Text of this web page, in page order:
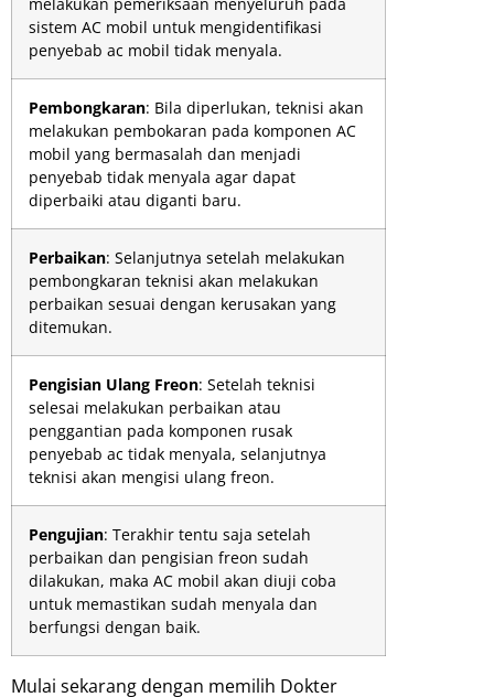
sistem AC mobil untuk mengidentifikasi
penyebab ac mobil tidak menyala.
Pembongkaran: Bila diperlukan, teknisi akan
melakukan pembokaran pada komponen AC
mobil yang bermasalah dan menjadi
penyebab tidak menyala agar dapat
diperbaiki atau diganti baru.
Perbaikan: Selanjutnya setelah melakukan
pembongkaran teknisi akan melakukan
perbaikan sesuai dengan kerusakan yang
ditemukan.
Pengisian Ulang Freon: Setelah teknisi
selesai melakukan perbaikan atau
penggantian pada komponen rusak
penyebab ac tidak menyala, selanjutnya
teknisi akan mengisi ulang freon.
Pengujian: Terakhir tentu saja setelah
perbaikan dan pengisian freon sudah
dilakukan, maka AC mobil akan diuji coba
untuk memastikan sudah menyala dan
berfungsi dengan baik.
Mulai sekarang dengan memilih Dokter